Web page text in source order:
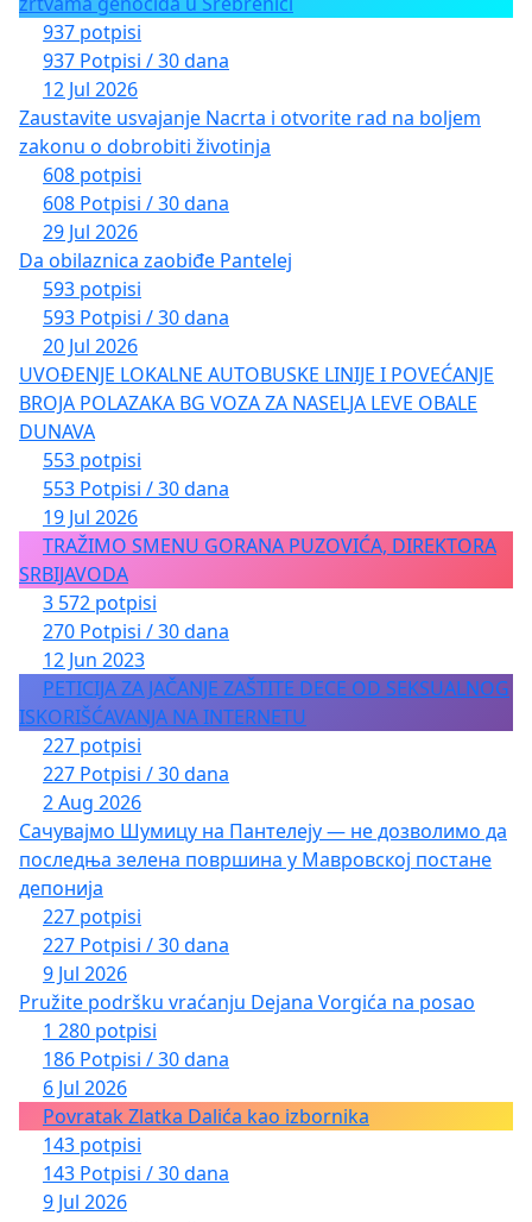
937 potpisi
937 Potpisi / 30 dana
12 Jul 2026
Zaustavite usvajanje Nacrta i otvorite rad na boljem
zakonu o dobrobiti životinja
608 potpisi
608 Potpisi / 30 dana
29 Jul 2026
Da obilaznica zaobiđe Pantelej
593 potpisi
593 Potpisi / 30 dana
20 Jul 2026
UVOĐENJE LOKALNE AUTOBUSKE LINIJE I POVEĆANJE
BROJA POLAZAKA BG VOZA ZA NASELJA LEVE OBALE
DUNAVA
553 potpisi
553 Potpisi / 30 dana
19 Jul 2026
TRAŽIMO SMENU GORANA PUZOVIĆA, DIREKTORA
SRBIJAVODA
3 572 potpisi
270 Potpisi / 30 dana
12 Jun 2023
PETICIJA ZA JAČANJE ZAŠTITE DECE OD SEKSUALNOG
ISKORIŠĆAVANJA NA INTERNETU
227 potpisi
227 Potpisi / 30 dana
2 Aug 2026
Сачувајмо Шумицу на Пантелеју — не дозволимо да
последња зелена површина у Мавровској постане
депонија
227 potpisi
227 Potpisi / 30 dana
9 Jul 2026
Pružite podršku vraćanju Dejana Vorgića na posao
1 280 potpisi
186 Potpisi / 30 dana
6 Jul 2026
Povratak Zlatka Dalića kao izbornika
143 potpisi
143 Potpisi / 30 dana
9 Jul 2026